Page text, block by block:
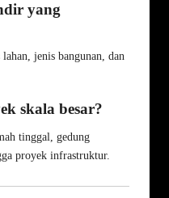
yang
jenis bangunan, dan
skala besar?
tinggal, gedung
proyek infrastruktur.